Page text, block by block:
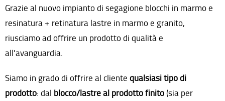
Grazie al nuovo impianto di segagione blocchi in marmo e
resinatura + retinatura lastre in marmo e granito,
riusciamo ad offrire un prodotto di qualità e
all'avanguardia.
Siamo in grado di offrire al cliente qualsiasi tipo di
prodotto: dal blocco/lastre al prodotto finito(sia per